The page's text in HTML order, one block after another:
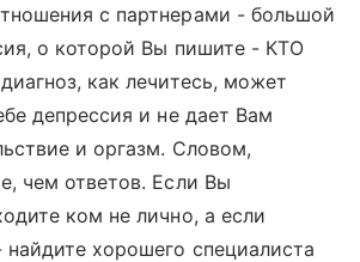
с партнерами - большой
о которой Вы пишите - КТО
как лечитесь, может
депрессия и не дает Вам
и оргазм. Словом,
чем ответов. Если Вы
ком не лично, а если
хорошего специалиста